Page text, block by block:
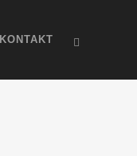
KONTAKT